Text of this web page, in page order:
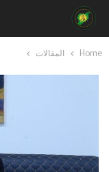
Home المقالات